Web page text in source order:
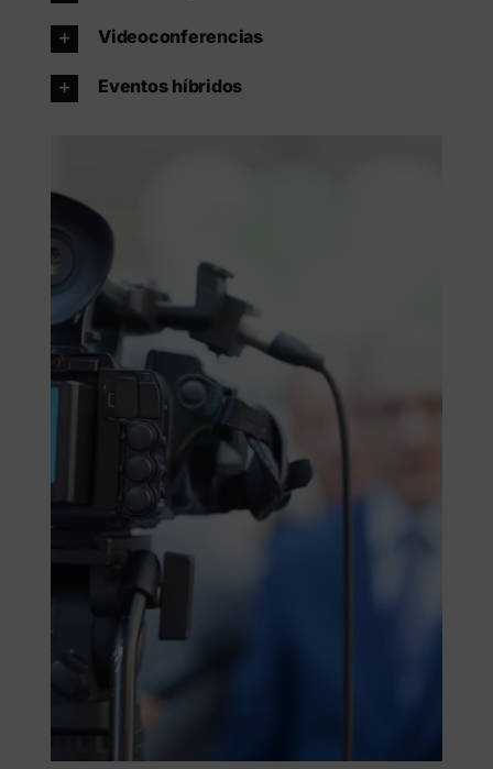
Videoconferencias
Eventos híbridos